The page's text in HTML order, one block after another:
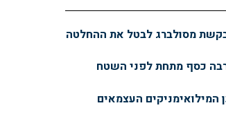
מסולברג לבטל את ההחלטה
כסף מתחת לפני השטח
העצמאים